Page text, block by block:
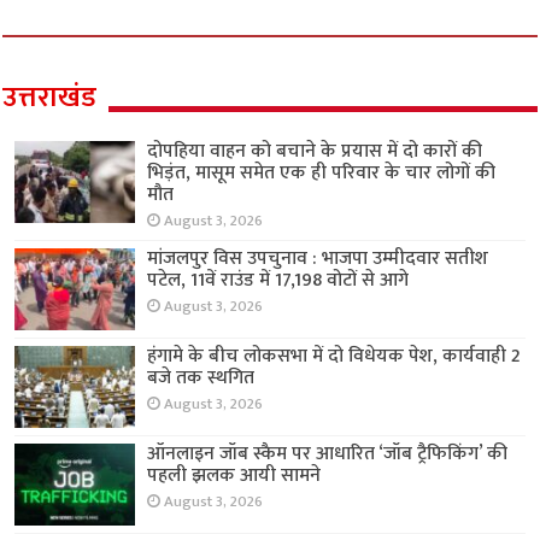
उत्तराखंड
दोपहिया वाहन को बचाने के प्रयास में दो कारों की
भिड़ंत, मासूम समेत एक ही परिवार के चार लोगों की
मौत
August 3, 2026
मांजलपुर विस उपचुनाव : भाजपा उम्मीदवार सतीश
पटेल, 11वें राउंड में 17,198 वोटों से आगे
August 3, 2026
हंगामे के बीच लोकसभा में दो विधेयक पेश, कार्यवाही 2
बजे तक स्थगित
August 3, 2026
ऑनलाइन जॉब स्कैम पर आधारित ‘जॉब ट्रैफिकिंग’ की
पहली झलक आयी सामने
August 3, 2026